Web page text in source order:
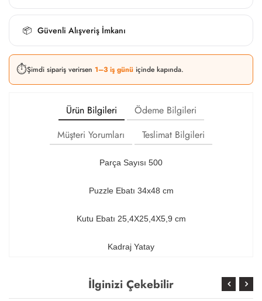
📦 Güvenli Alışveriş İmkanı
⏱️Şimdi sipariş verirsen 1–3 iş günü içinde kapında.
Ürün Bilgileri
Ödeme Bilgileri
Müşteri Yorumları
Teslimat Bilgileri
Parça Sayısı 500
Puzzle Ebatı 34x48 cm
Kutu Ebatı 25,4X25,4X5,9 cm
Kadraj Yatay
İlginizi Çekebilir